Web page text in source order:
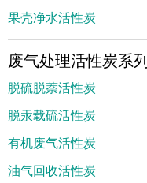
果壳净水活性炭
废气处理活性炭系
脱硫脱萘活性炭
脱汞载硫活性炭
有机废气活性炭
油气回收活性炭